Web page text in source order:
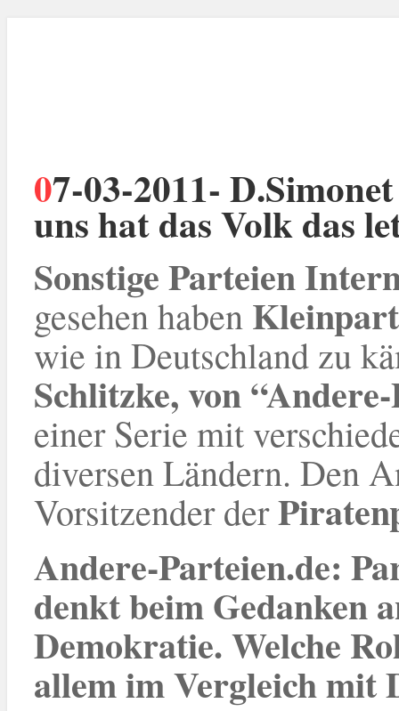
07-03-2011- D.Simonet (Piratenpartei / Schweiz): “Bei
uns hat das Volk das
Sonstige Parteien
gesehen haben
wie in Deutschland zu
Schlitzke, von
einer Serie mit
diversen Ländern. Den
Vorsitzender der
Andere-Parteien.de:
denkt beim Gedanken
Demokratie. Welche
allem im Vergleich mit